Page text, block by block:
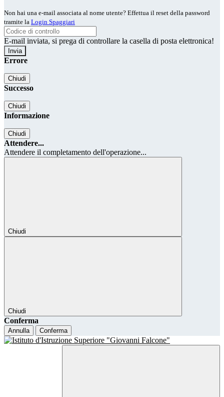
Non hai una e-mail associata al nome utente? Effettua il reset della password
tramite la Login Spaggiari
E-mail inviata, si prega di controllare la casella di posta elettronica!
Errore
Chiudi
Successo
Chiudi
Informazione
Chiudi
Attendere...
Attendere il completamento dell'operazione...
Chiudi
Chiudi
Conferma
Annulla Conferma